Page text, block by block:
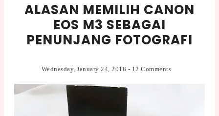
ALASAN MEMILIH CANON
EOS M3 SEBAGAI
PENUNJANG FOTOGRAFI
Wednesday, January 24, 2018 - 12 Comments